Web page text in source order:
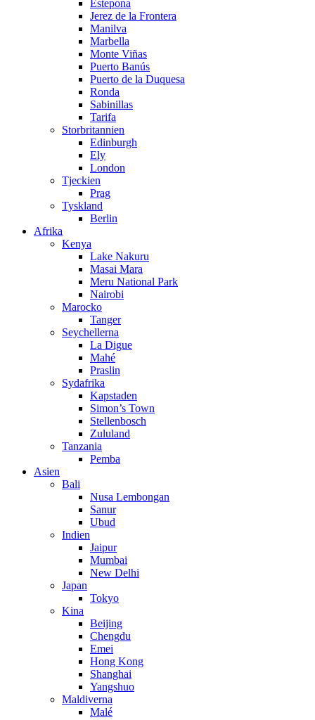
Estepona
Jerez de la Frontera
Manilva
Marbella
Monte Viñas
Puerto Banús
Puerto de la Duquesa
Ronda
Sabinillas
Tarifa
Storbritannien
Edinburgh
Ely
London
Tjeckien
Prag
Tyskland
Berlin
Afrika
Kenya
Lake Nakuru
Masai Mara
Meru National Park
Nairobi
Marocko
Tanger
Seychellerna
La Digue
Mahé
Praslin
Sydafrika
Kapstaden
Simon’s Town
Stellenbosch
Zululand
Tanzania
Pemba
Asien
Bali
Nusa Lembongan
Sanur
Ubud
Indien
Jaipur
Mumbai
New Delhi
Japan
Tokyo
Kina
Beijing
Chengdu
Emei
Hong Kong
Shanghai
Yangshuo
Maldiverna
Malé